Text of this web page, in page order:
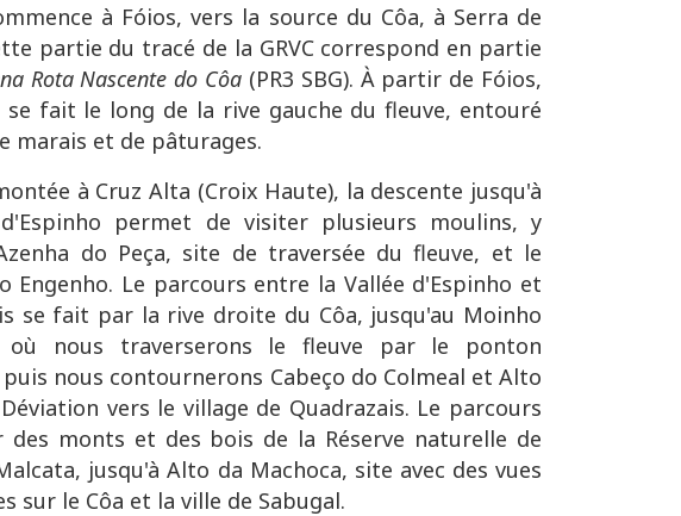
à Fóios, vers la source du Côa, à Serra de
partie du tracé de la GRVC correspond en partie
Rota Nascente do Côa (PR3 SBG). À partir de Fóios,
se fait le long de la rive gauche du fleuve, entouré
marais et de pâturages.
à Cruz Alta (Croix Haute), la descente jusqu'à
permet de visiter plusieurs moulins, y
do Peça, site de traversée du fleuve, et le
Engenho. Le parcours entre la Vallée d'Espinho et
se fait par la rive droite du Côa, jusqu'au Moinho
où nous traverserons le fleuve par le ponton
nous contournerons Cabeço do Colmeal et Alto
vers le village de Quadrazais. Le parcours
des monts et des bois de la Réserve naturelle de
jusqu'à Alto da Machoca, site avec des vues
sur le Côa et la ville de Sabugal.